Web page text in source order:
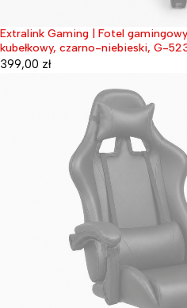
Wyprzedane
Extralink Gaming | Fotel
kubełkowy, czarno-niebieski, G-
399,00 zł